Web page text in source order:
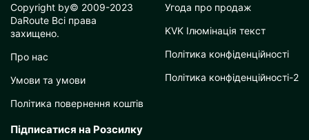
Copyright by© 2009-2023
DaRoute Всі права
захищено.
Про нас
Умови та умови
Політика повернення коштів
Угода про продаж
KVK Ілюмінація текст
Політика конфіденційності
Політика конфіденційності-2
Підписатися на Розсилку